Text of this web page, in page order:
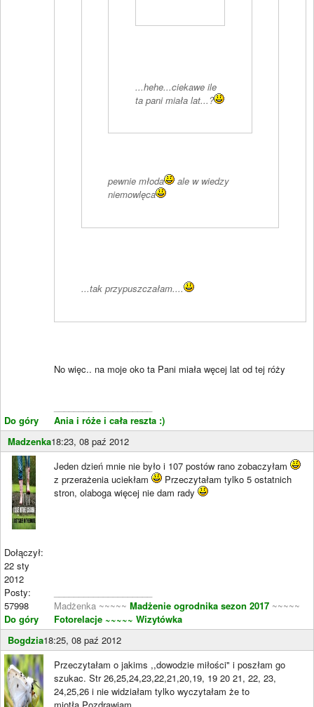
Do góry
...hehe...ciekawe ile
ta pani miała lat...?
pewnie młoda
ale w wiedzy
niemowlęca
...tak przypuszczałam....
No więc.. na moje oko ta Pani miała węcej lat od tej róży
Ania i róże i cała reszta :)
Madzenka18:23, 08 paź 2012
Dołączył:
22 sty
2012
Posty:
57998
Do góry
Jeden dzień mnie nie było i 107 postów rano zobaczyłam
z przerażenia uciekłam
Przeczytałam tylko 5 ostatnich
stron, olaboga więcej nie dam rady
Madżenka ~~~~~ Madżenie ogrodnika sezon 2017 ~~~~~
Fotorelacje ~~~~~ Wizytówka
Bogdzia18:25, 08 paź 2012
Przeczytałam o jakims ,,dowodzie miłości" i poszłam go
szukac. Str 26,25,24,23,22,21,20,19, 19 20 21, 22, 23,
24,25,26 i nie widziałam tylko wyczytałam że to